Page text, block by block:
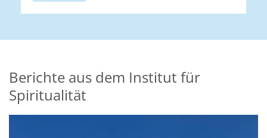
Berichte aus dem Institut für
Spiritualität